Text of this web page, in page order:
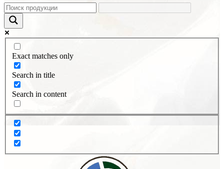
Exact matches only
Search in title
Search in content